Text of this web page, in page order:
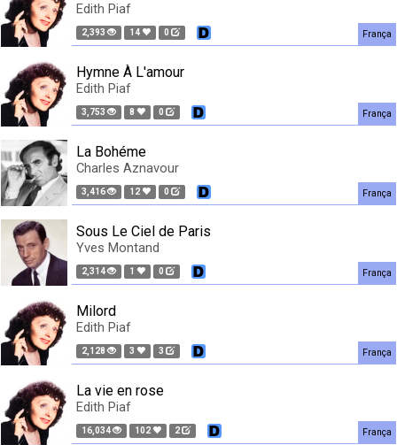
Edith Piaf
2,393 14 0 França
Hymne À L'amour
Edith Piaf
3,753 8 0 França
La Bohéme
Charles Aznavour
3,416 12 0 França
Sous Le Ciel de Paris
Yves Montand
2,314 1 0 França
Milord
Edith Piaf
2,128 3 3 França
La vie en rose
Edith Piaf
16,034 102 2 França